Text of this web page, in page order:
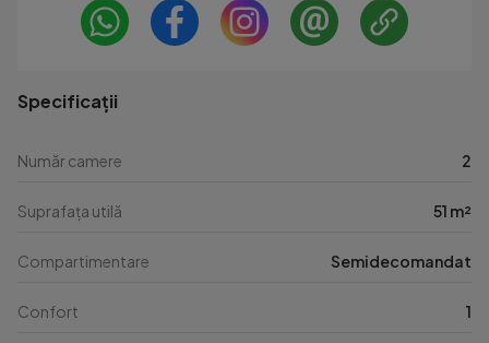
Specificații
Număr camere 2
Suprafața utilă 51 m²
Compartimentare Semidecomandat
Confort 1